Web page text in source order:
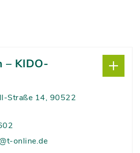
– KIDO-
Straße 14, 90522
online.de